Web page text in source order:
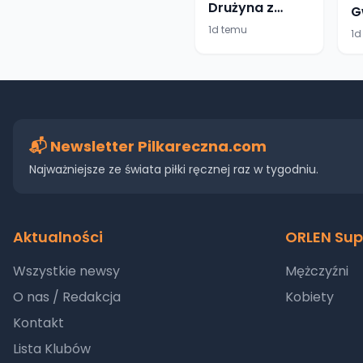
Drużyna z
Przeworska
fundamentach
1d temu
z
📬 Newsletter Pilkareczna.com
Najważniejsze ze świata piłki ręcznej raz w tygodniu.
Aktualności
Wszystkie newsy
O nas / Redakcja
Kontakt
Lista Klubów
ORLEN
Mężczyźni
Kobiety